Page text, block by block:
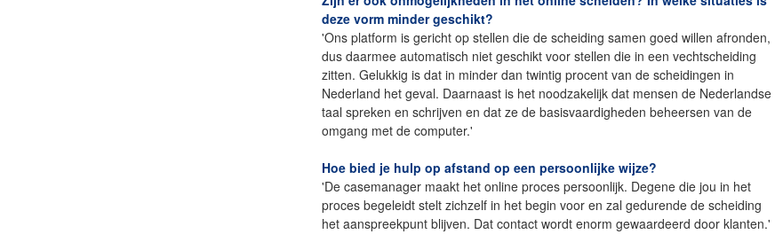
deze vorm minder geschikt?
'Ons platform is gericht op stellen die de scheiding samen goed willen afronden,
dus daarmee automatisch niet geschikt voor stellen die in een vechtscheiding
zitten. Gelukkig is dat in minder dan twintig procent van de scheidingen in
Nederland het geval. Daarnaast is het noodzakelijk dat mensen de Nederlandse
taal spreken en schrijven en dat ze de basisvaardigheden beheersen van de
omgang met de computer.'
Hoe bied je hulp op afstand op een persoonlijke wijze?
'De casemanager maakt het online proces persoonlijk. Degene die jou in het
proces begeleidt stelt zichzelf in het begin voor en zal gedurende de scheiding
het aanspreekpunt blijven. Dat contact wordt enorm gewaardeerd door klanten.'